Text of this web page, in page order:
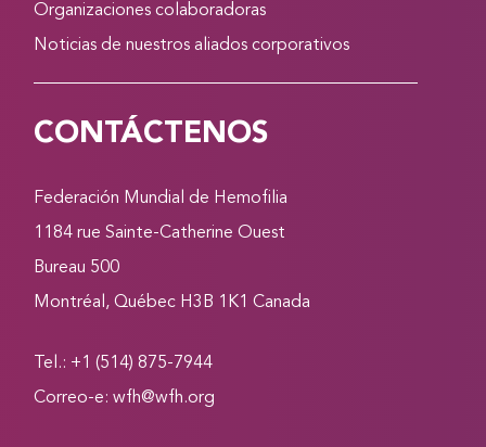
Organizaciones colaboradoras
Noticias de nuestros aliados corporativos
CONTÁCTENOS
Federación Mundial de Hemofilia
1184 rue Sainte-Catherine Ouest
Bureau 500
Montréal, Québec H3B 1K1 Canada
Tel.: +1 (514) 875-7944
Correo-e:wfh@wfh.org